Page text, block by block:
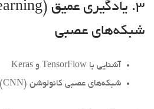
شبکه‌های عصبی
آشنایی با TensorFlow و Keras
شبکه‌های عصبی کانولوشن (CNN) برای پردازش تصویر